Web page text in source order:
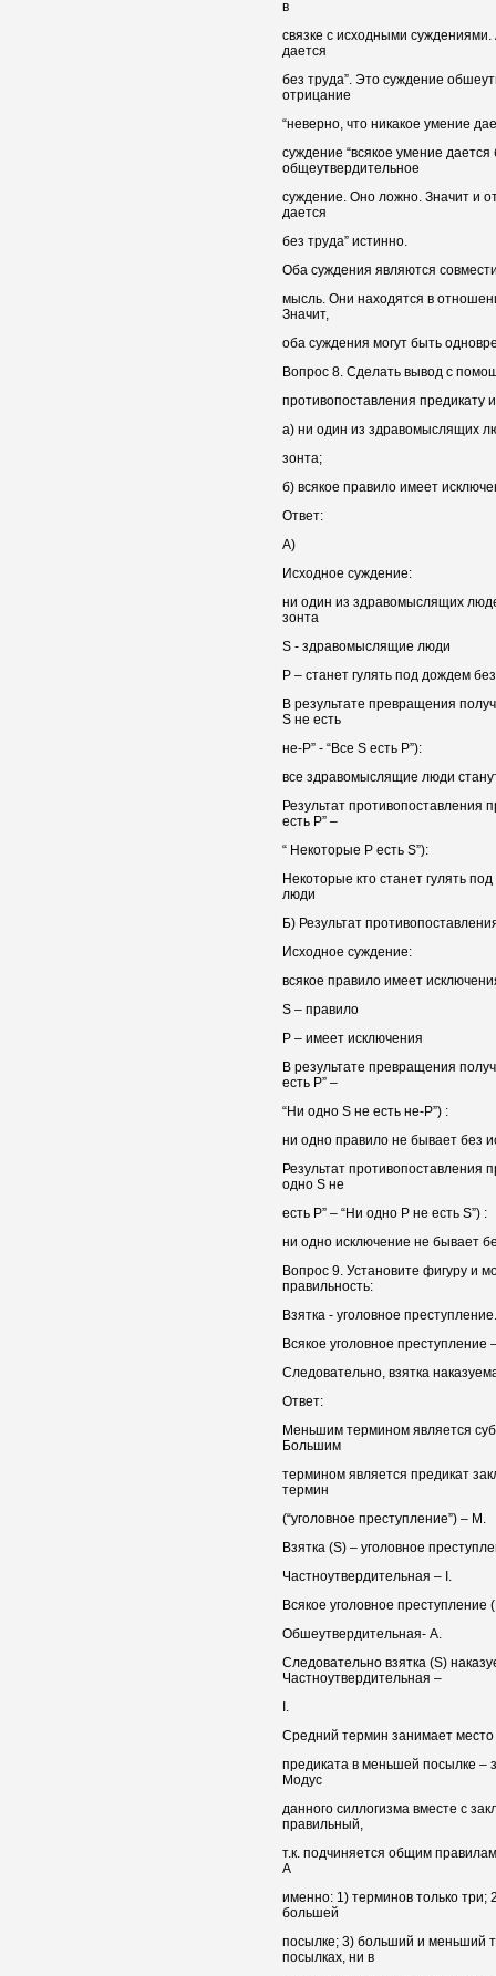
в
связке с исходными
дается
без труда”. Это суждение
отрицание
“неверно, что никакое умение
суждение “всякое умение дается
общеутвердительное
суждение. Оно ложно. Значит и
дается
без труда” истинно.
Оба суждения являются
мысль. Они находятся в
Значит,
оба суждения могут быть
Вопрос 8. Сделать вывод с
противопоставления предикату
а) ни один из здравомыслящих
зонта;
б) всякое правило имеет
Ответ:
А)
Исходное суждение:
ни один из здравомыслящих
зонта
S - здравомыслящие люди
Р – станет гулять под дождем
В результате превращения
S не есть
не-Р” - “Все S есть Р”):
все здравомыслящие люди
Результат противопоставления
есть Р” –
“ Некоторые Р есть S”):
Некоторые кто станет гулять
люди
Б) Результат
Исходное суждение:
всякое правило имеет
S – правило
Р – имеет исключения
В результате превращения
есть Р” –
“Ни одно S не есть не-Р”) :
ни одно правило не бывает без
Результат противопоставления
одно S не
есть Р” – “Ни одно Р не есть S”) :
ни одно исключение не бывает
Вопрос 9. Установите фигуру и
правильность:
Взятка - уголовное преступление.
Всякое уголовное преступление
Следовательно, взятка
Ответ:
Меньшим термином является
Большим
термином является предикат
термин
(“уголовное преступление”) – М.
Взятка (S) – уголовное
Частноутвердительная – I.
Всякое уголовное
Обшеутвердительная- А.
Следовательно взятка (S)
Частноутвердительная –
I.
Средний термин занимает
предиката в меньшей посылке –
Модус
данного силлогизма вместе с
правильный,
т.к. подчиняется общим правилам
А
именно: 1) терминов только три;
большей
посылке; 3) больший и меньший
посылках, ни в